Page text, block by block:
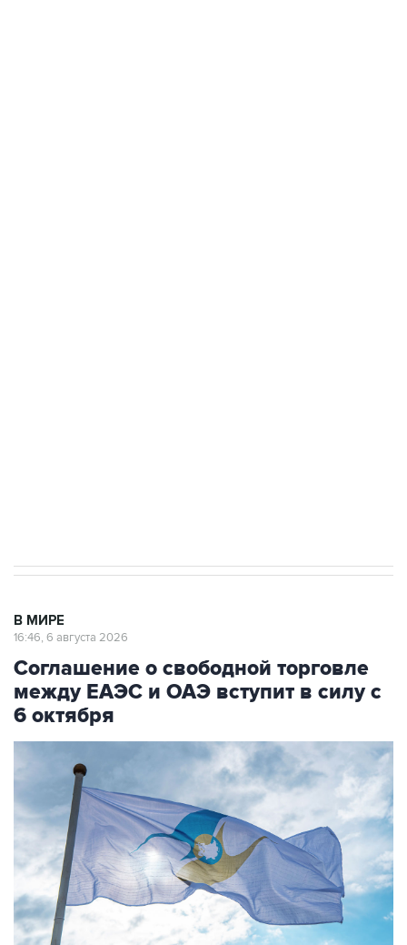
Соглашение о свободной торговле
между ЕАЭС и ОАЭ вступит в силу с
6 октября
Фото: Владислав Воднев/РИА Новости